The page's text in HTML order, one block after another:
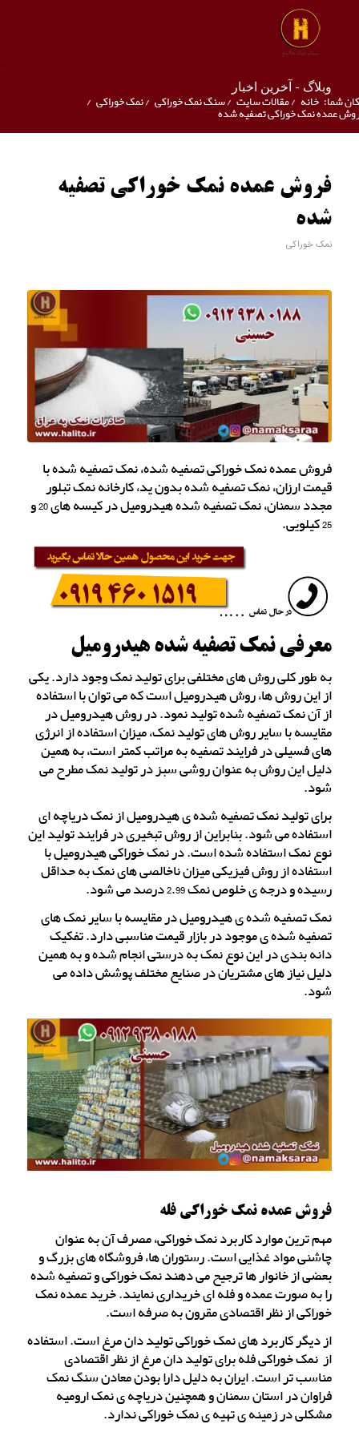
وبلاگ - آخرین اخبار
شما: خانه /مقالات سایت /سنگ نمک خوراکی /نمک خوراکی /
عمده نمک خوراکی تصفیه شده
فروش عمده نمک خوراکی تصفیه
شده
نمک خوراکی
فروش عمده نمک خوراکی تصفیه شده، نمک تصفیه شده با
قیمت ارزان، نمک تصفیه شده بدون ید، کارخانه نمک تبلور
مجدد سمنان، نمک تصفیه شده هیدرومیل در کیسه های 20 و
25 کیلویی.
معرفی نمک تصفیه شده هیدرومیل
به طور کلی روش های مختلفی برای تولید نمک وجود دارد. یکی
از این روش ها، روش هیدرومیل است که می توان با استفاده
از آن نمک تصفیه شده تولید نمود. در روش هیدرومیل در
مقایسه با سایر روش های تولید نمک، میزان استفاده از انرژی
های فسیلی در فرایند تصفیه به مراتب کمتر است، به همین
دلیل این روش به عنوان روشی سبز در تولید نمک مطرح می
شود.
برای تولید نمک تصفیه شده ی هیدرومیل از نمک دریاچه ای
استفاده می شود. بنابراین از روش تبخیری در فرایند تولید این
نوع نمک استفاده شده است. در نمک خوراکی هیدرومیل با
استفاده از روش فیزیکی میزان ناخالصی های نمک به حداقل
رسیده و درجه ی خلوص نمک 2.99 درصد می شود.
نمک تصفیه شده ی هیدرومیل در مقایسه با سایر نمک های
تصفیه شده ی موجود در بازار قیمت مناسبی دارد. تفکیک
دانه بندی در این نوع نمک به درستی انجام شده و به همین
دلیل نیاز های مشتریان در صنایع مختلف پوشش داده می
شود.
فروش عمده نمک خوراکی فله
مهم ترین موارد کاربرد نمک خوراکی، مصرف آن به عنوان
چاشنی مواد غذایی است. رستوران ها، فروشگاه های بزرگ و
بعضی از خانوار ها ترجیح می دهند نمک خوراکی و تصفیه شده
را به صورت عمده و فله ای خریداری نمایند. خرید عمده نمک
خوراکی از نظر اقتصادی مقرون به صرفه است.
از دیگر کاربرد های نمک خوراکی تولید دان مرغ است. استفاده
از نمک خوراکی فله برای تولید دان مرغ از نظر اقتصادی
مناسب تر است. ایران به دلیل دارا بودن معادن سنگ نمک
فراوان در استان سمنان و همچنین دریاچه ی نمک ارومیه
مشکلی در زمینه ی تهیه ی نمک خوراکی ندارد.